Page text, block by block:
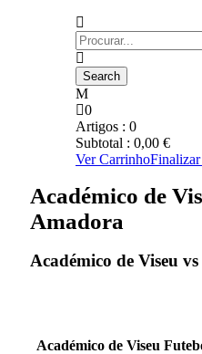
0
Artigos : 0
Subtotal : 0,00 €
Ver Carrinho
Académico de
Amadora
Académico de Viseu
Académico de Viseu